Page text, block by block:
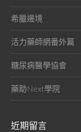
希臘邊境
活力藥師網番外篇
糖尿病醫學協會
藥助Next學院
近期留言